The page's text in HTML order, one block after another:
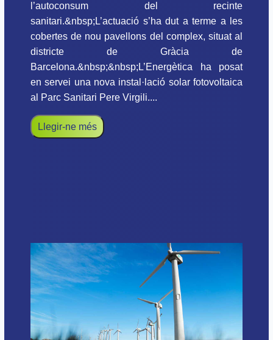
l’autoconsum del recinte
sanitari.&nbsp;L’actuació s’ha dut a terme a les
cobertes de nou pavellons del complex, situat al
districte de Gràcia de
Barcelona.&nbsp;&nbsp;L’Energètica ha posat
en servei una nova instal·lació solar fotovoltaica
al Parc Sanitari Pere Virgili....
Llegir-ne més